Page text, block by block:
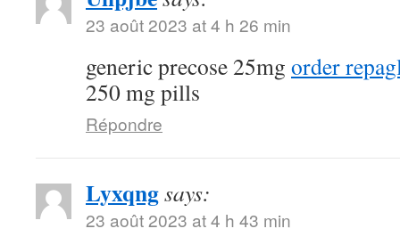
23 août 2023 at 4 h 26 min
generic precose 25mg order
250 mg pills
Répondre
Lyxqngsays:
23 août 2023 at 4 h 43 min